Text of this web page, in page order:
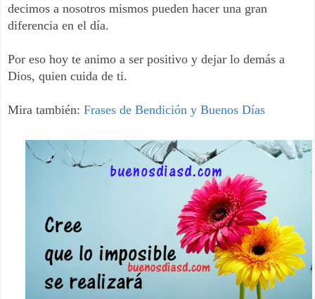
decimos a nosotros mismos pueden hacer una gran
diferencia en el día.
Por eso hoy te animo a ser positivo y dejar lo demás a
Dios, quien cuida de ti.
Mira también: Frases de Bendición y Buenos Días